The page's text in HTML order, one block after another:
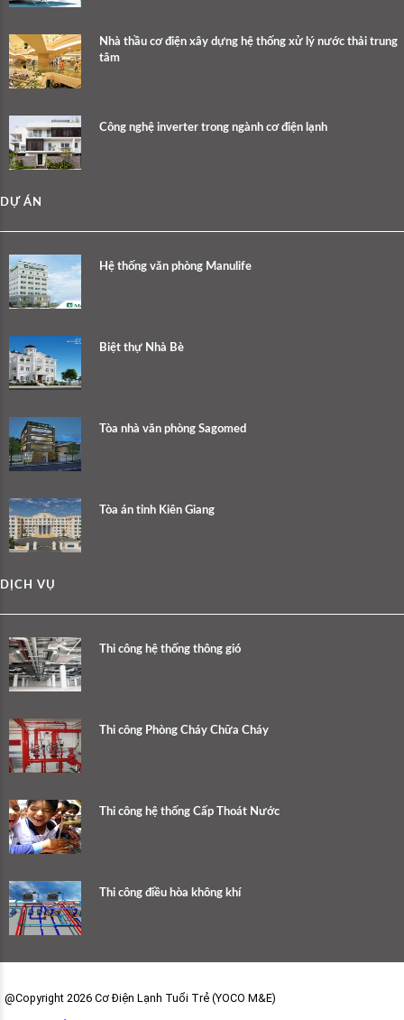
Nhà thầu cơ điện xây dựng hệ thống xử lý nước thải trung
tâm
Công nghệ inverter trong ngành cơ điện lạnh
DỰ ÁN
Hệ thống văn phòng Manulife
Biệt thự Nhà Bè
Tòa nhà văn phòng Sagomed
Tòa án tỉnh Kiên Giang
DỊCH VỤ
Thi công hệ thống thông gió
Thi công Phòng Cháy Chữa Cháy
Thi công hệ thống Cấp Thoát Nước
Thi công điều hòa không khí
@Copyright 2026 Cơ Điện Lạnh Tuổi Trẻ (YOCO M&E)